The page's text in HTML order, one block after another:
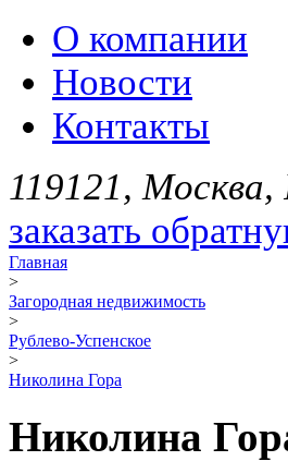
О компании
Новости
Контакты
119121,
заказать
Главная
>
Загородная недвижимость
>
Рублево-Успенское
>
Николина Гора
Николина